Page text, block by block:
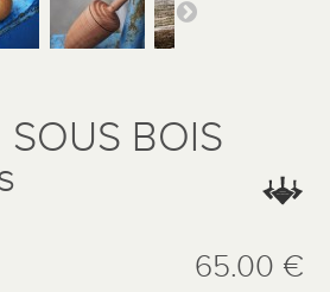
BOIS
65.00 €